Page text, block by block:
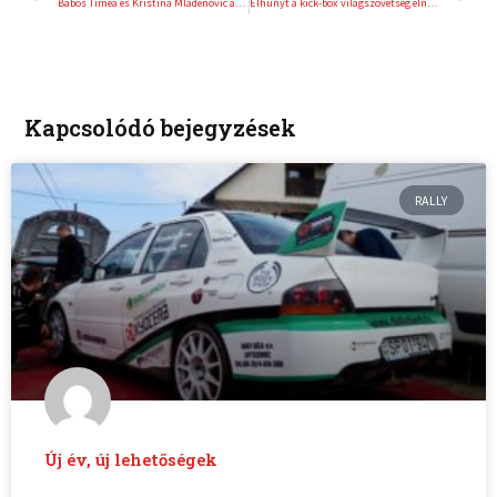
Babos Tímea és Kristina Mladenovic a csúcson! Elhunyt a kick-box világszövetség elnöke
Kapcsolódó bejegyzések
RALLY
Új év, új lehetőségek